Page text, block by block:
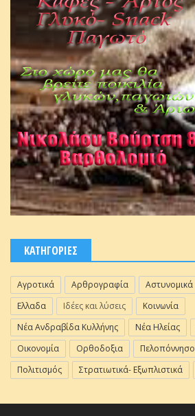
ΚΑΤΗΓΟΡΙΕΣ
Αγροτικά Αρθρογραφία Αστυνομικά
Ελλαδα
Ιδέες και λύσεις
Κοινωνία
Νέα Ανδραβίδα Κυλλήνης
Νέα Ηλείας
Οικονομία
Ορθοδοξια
Πολιτισμός
Στρατιωτικά- Εξωπλιστικά